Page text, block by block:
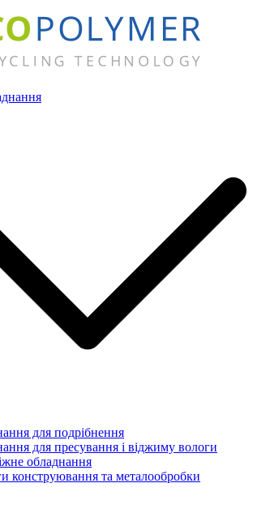
для подрібнення
для пресування і віджиму вологи
обладнання
конструювання та металообробки